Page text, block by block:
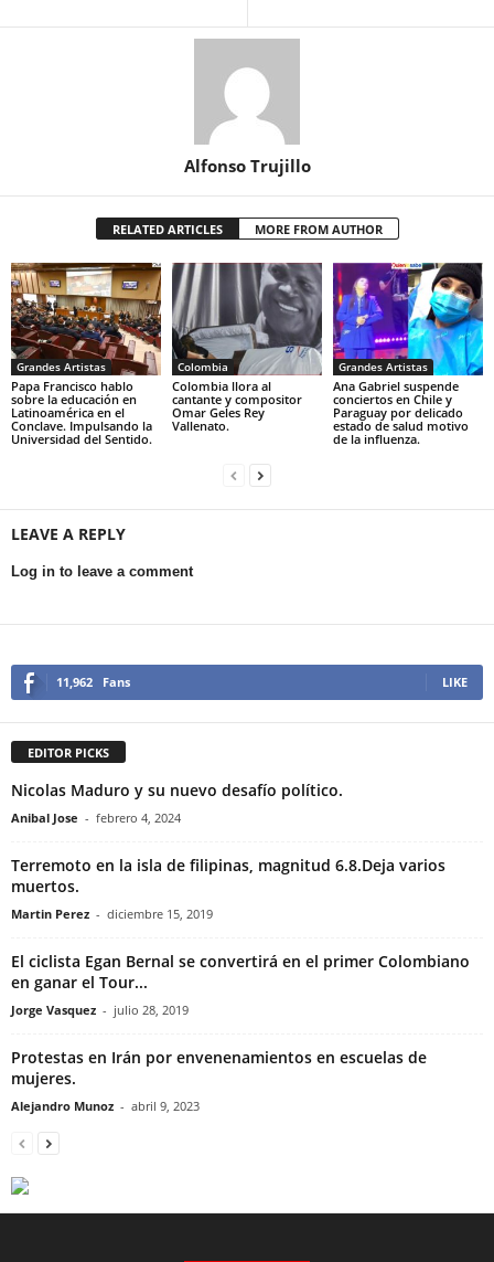
Alfonso Trujillo
RELATED ARTICLES MORE FROM AUTHOR
Grandes Artistas
Papa Francisco hablo
sobre la educación en
Latinoamérica en el
Conclave. Impulsando la
Universidad del Sentido.
Colombia
Colombia llora al
cantante y compositor
Omar Geles Rey
Vallenato.
Grandes Artistas
Ana Gabriel suspende
conciertos en Chile y
Paraguay por delicado
estado de salud motivo
de la influenza.
LEAVE A REPLY
Log in to leave a comment
11,962 Fans LIKE
EDITOR PICKS
Nicolas Maduro y su nuevo desafío político.
Anibal Jose - febrero 4, 2024
Terremoto en la isla de filipinas, magnitud 6.8.Deja varios
muertos.
Martin Perez - diciembre 15, 2019
El ciclista Egan Bernal se convertirá en el primer Colombiano
en ganar el Tour...
Jorge Vasquez - julio 28, 2019
Protestas en Irán por envenenamientos en escuelas de
mujeres.
Alejandro Munoz - abril 9, 2023